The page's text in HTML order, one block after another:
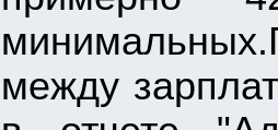
между